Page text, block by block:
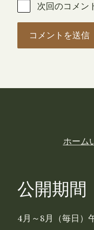
次回のコメン
ホーム
公開期間
4月～8月（毎日）